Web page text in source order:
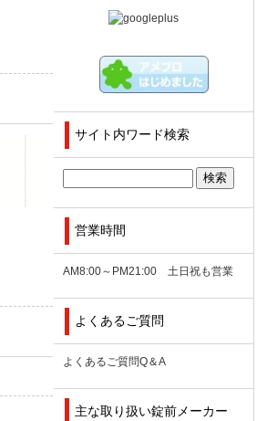
サイト内ワード検索
営業時間
AM8:00～PM21:00 土日祝も営業
よくあるご質問
よくあるご質問Q＆A
主な取り扱い錠前メーカー